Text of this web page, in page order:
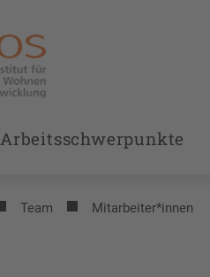
Arbeitsschwerpunkte
Team Mitarbeiter*innen